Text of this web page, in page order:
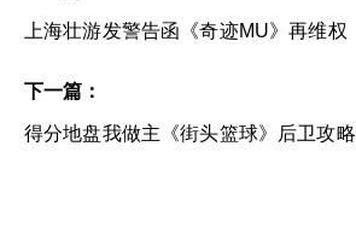
上海壮游发警告函《奇迹MU》再维权
下一篇：
得分地盘我做主《街头篮球》后卫攻略